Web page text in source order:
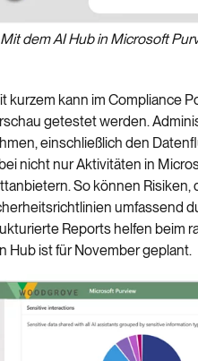
Mit dem AI Hub in Microsoft
kurzem kann im Compliance
getestet werden.
einschließlich den
nicht nur Aktivitäten in
So können
umfassend
Reports helfen beim
Hub ist für November geplant.